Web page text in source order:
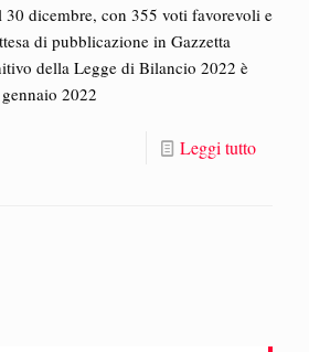
30 dicembre, con 355 voti favorevoli e
di pubblicazione in Gazzetta
della Legge di Bilancio 2022 è
2022
Leggi tutto